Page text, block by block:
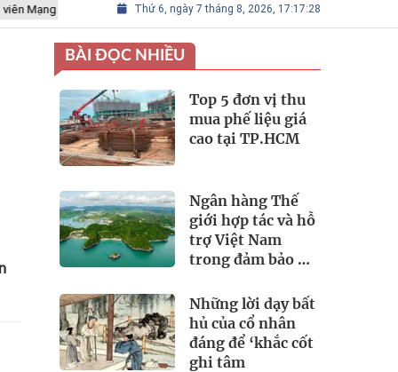
lưới các Thành phố Thủ công sáng tạo Thế giới LÀNG NGHỀ
Thứ 6, ngày 7 tháng 8, 2026, 17:17:30
BÀI ĐỌC NHIỀU
Top 5 đơn vị thu
mua phế liệu giá
cao tại TP.HCM
Ngân hàng Thế
giới hợp tác và hỗ
trợ Việt Nam
trong đảm bảo an
Những lời dạy bất
hủ của cổ nhân
đáng để ‘khắc cốt
ghi tâm